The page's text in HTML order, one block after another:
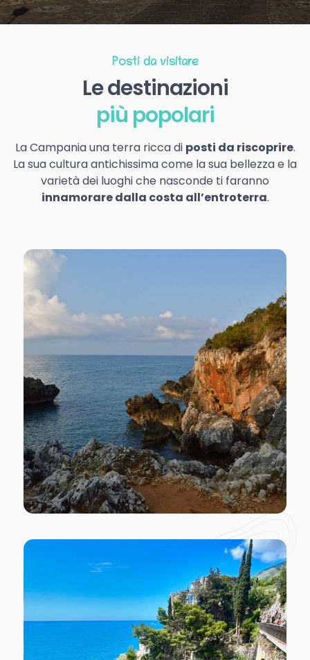
Posti da visitare
Le destinazioni
più popolari
La Campania una terra ricca di posti da riscoprire.
La sua cultura antichissima come la sua bellezza e la
varietà dei luoghi che nasconde ti faranno
innamorare dalla costa all’entroterra.